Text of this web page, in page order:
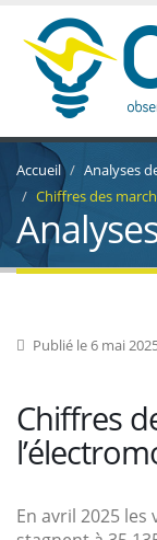
Accueil
Analyses
Chiffres des
Publié le 6 mai
Chiffres
En avril 2025